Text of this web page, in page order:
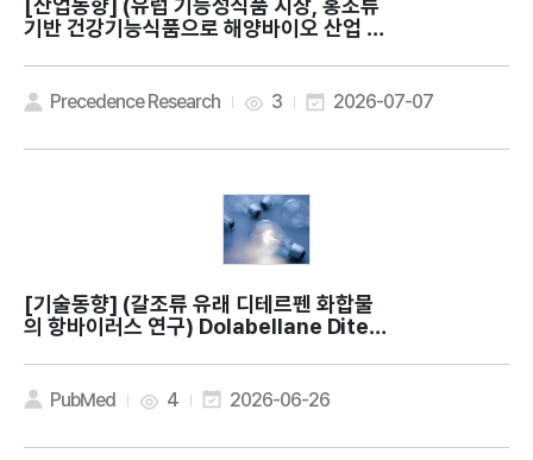
[산업동향]
기반 건강기능식품으로 해양바이오 산업 확
Expands as Pure Ocean Algae Lau
nches Red Seaweed Supplements
Precedence Research 3 2026-07-07
[기술동향]
의 항바이러스 연구) Dolabellane Diter
Dictyota dolabellana and their Pot
ential Antiviral Activity
PubMed 4 2026-06-26